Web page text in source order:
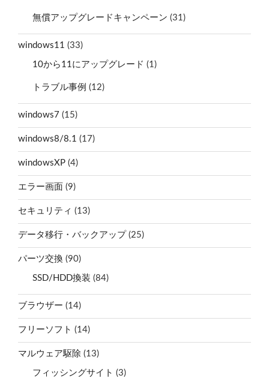
無償アップグレードキャンペーン (31)
windows11 (33)
10から11にアップグレード (1)
トラブル事例 (12)
windows7 (15)
windows8/8.1 (17)
windowsXP (4)
エラー画面 (9)
セキュリティ (13)
データ移行・バックアップ (25)
パーツ交換 (90)
SSD/HDD換装 (84)
ブラウザー (14)
フリーソフト (14)
マルウェア駆除 (13)
フィッシングサイト (3)